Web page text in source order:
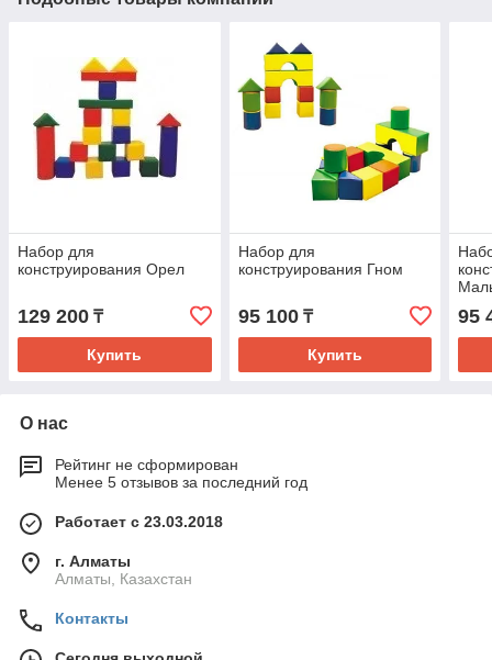
Набор для
конструирования Орел
129 200 ₸
Купить
Набор для
конструирования Гном
95 100₸
Купить
95
О нас
Рейтинг не сформирован
Менее 5 отзывов за последний год
Работает с 23.03.2018
г. Алматы
Алматы, Казахстан
Контакты